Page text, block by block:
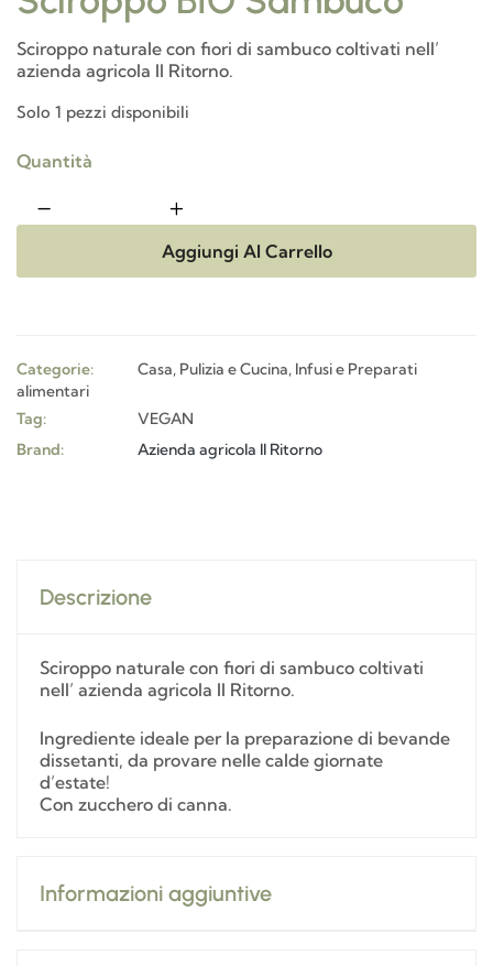
Sciroppo naturale con fiori di sambuco coltivati nell’
azienda agricola Il Ritorno.
Solo 1 pezzi disponibili
Quantità
Aggiungi Al Carrello
Categorie: Casa, Pulizia e Cucina, Infusi e Preparati
alimentari
Tag:
VEGAN
Brand:
Azienda agricola Il Ritorno
Descrizione
Sciroppo naturale con fiori di sambuco coltivati
nell’ azienda agricola Il Ritorno.
Ingrediente ideale per la preparazione di bevande
dissetanti, da provare nelle calde giornate
d’estate!
Con zucchero di canna.
Informazioni aggiuntive